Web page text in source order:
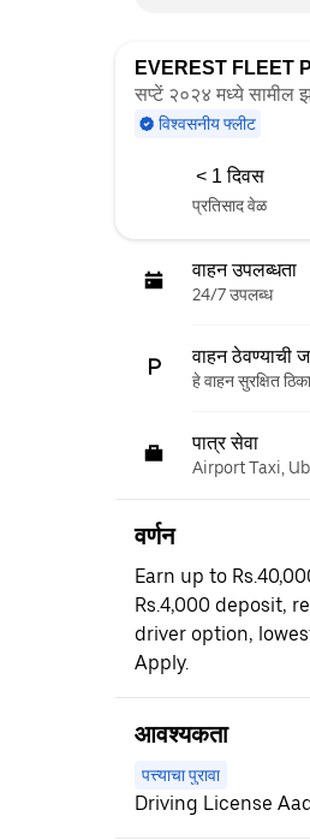
EVEREST FLEET
सप्टें २०२४ मध्ये सामील
विश्वसनीय फ्लीट
< 1 दिवस
प्रतिसाद वेळ
वाहन उपलब्धता
24/7 उपलब्ध
वाहन ठेवण्याची
हे वाहन सुरक्षित
पात्र सेवा
Airport Taxi,
वर्णन
Earn up to
Rs.4,000 deposit,
driver option,
Apply.
आवश्यकता
पत्त्याचा पुरावा
Driving License